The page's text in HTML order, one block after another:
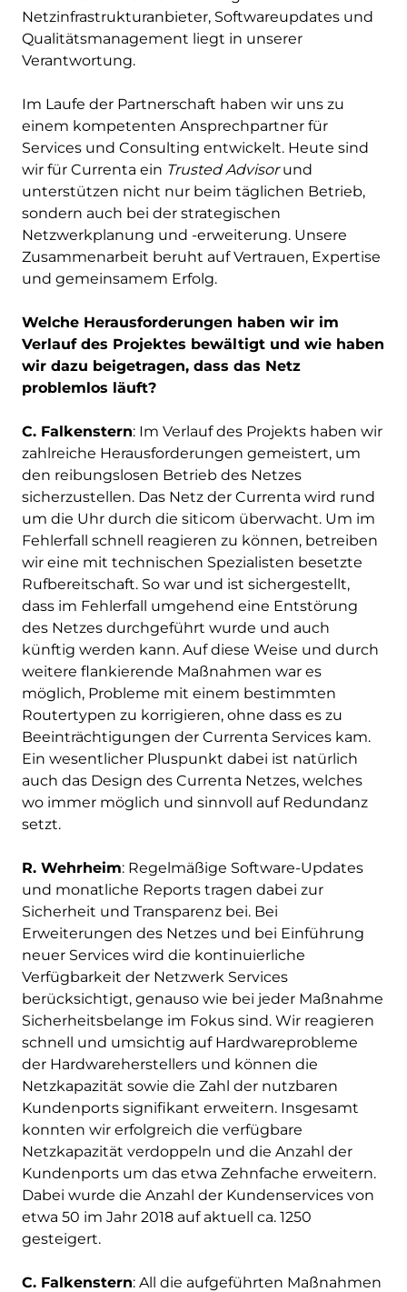
Netzinfrastrukturanbieter, Softwareupdates und
Qualitätsmanagement liegt in unserer
Verantwortung.
Im Laufe der Partnerschaft haben wir uns zu
einem kompetenten Ansprechpartner für
Services und Consulting entwickelt. Heute sind
wir für Currenta ein Trusted Advisorund
unterstützen nicht nur beim täglichen Betrieb,
sondern auch bei der strategischen
Netzwerkplanung und -erweiterung. Unsere
Zusammenarbeit beruht auf Vertrauen, Expertise
und gemeinsamem Erfolg.
Welche Herausforderungen haben wir im
Verlauf des Projektes bewältigt und wie haben
wir dazu beigetragen, dass das Netz
problemlos läuft?
C. Falkenstern: Im Verlauf des Projekts haben wir
zahlreiche Herausforderungen gemeistert, um
den reibungslosen Betrieb des Netzes
sicherzustellen. Das Netz der Currenta wird rund
um die Uhr durch die siticom überwacht. Um im
Fehlerfall schnell reagieren zu können, betreiben
wir eine mit technischen Spezialisten besetzte
Rufbereitschaft. So war und ist sichergestellt,
dass im Fehlerfall umgehend eine Entstörung
des Netzes durchgeführt wurde und auch
künftig werden kann. Auf diese Weise und durch
weitere flankierende Maßnahmen war es
möglich, Probleme mit einem bestimmten
Routertypen zu korrigieren, ohne dass es zu
Beeinträchtigungen der Currenta Services kam.
Ein wesentlicher Pluspunkt dabei ist natürlich
auch das Design des Currenta Netzes, welches
wo immer möglich und sinnvoll auf Redundanz
setzt.
R. Wehrheim: Regelmäßige Software-Updates
und monatliche Reports tragen dabei zur
Sicherheit und Transparenz bei. Bei
Erweiterungen des Netzes und bei Einführung
neuer Services wird die kontinuierliche
Verfügbarkeit der Netzwerk Services
berücksichtigt, genauso wie bei jeder Maßnahme
Sicherheitsbelange im Fokus sind. Wir reagieren
schnell und umsichtig auf Hardwareprobleme
der Hardwareherstellers und können die
Netzkapazität sowie die Zahl der nutzbaren
Kundenports signifikant erweitern. Insgesamt
konnten wir erfolgreich die verfügbare
Netzkapazität verdoppeln und die Anzahl der
Kundenports um das etwa Zehnfache erweitern.
Dabei wurde die Anzahl der Kundenservices von
etwa 50 im Jahr 2018 auf aktuell ca. 1250
gesteigert.
C. Falkenstern: All die aufgeführten Maßnahmen